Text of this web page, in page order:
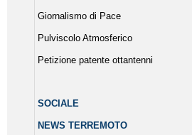
Giornalismo di Pace
Pulviscolo Atmosferico
Petizione patente ottantenni
SOCIALE
NEWS TERREMOTO